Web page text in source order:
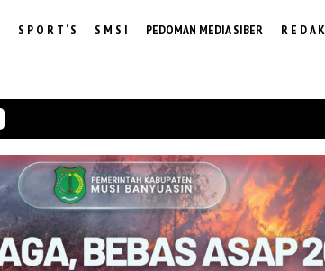
S P O R T ‘ S S M S I PEDOMAN MEDIA SIBER R E D A